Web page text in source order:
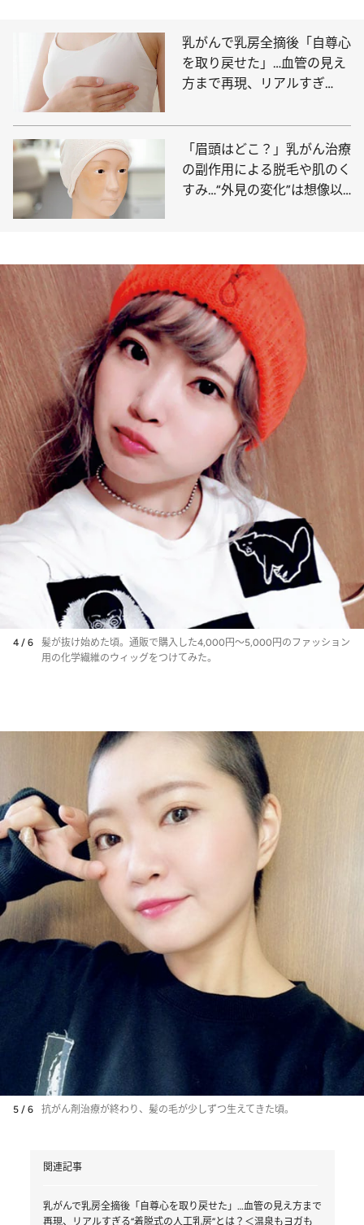
乳がんで乳房全摘後「自尊心
を取り戻せた」…血管の見え
方まで再現、リアルすぎ
＜温泉もヨガもOK＞
「眉頭はどこ？」乳がん治療
の副作用による脱毛や肌のく
すみ…“外見の変化”は想像以
4 / 6
髪が抜け始めた頃。通販で購入した4,000円～5,000円のファッション
用の化学繊維のウィッグをつけてみた。
5 / 6 抗がん剤治療が終わり、髪の毛が少しずつ生えてきた頃。
関連記事
乳がんで乳房全摘後「自尊心を取り戻せた」…血管の見え方まで
再現、リアルすぎる“着脱式の人工乳房”とは？＜温泉もヨガも